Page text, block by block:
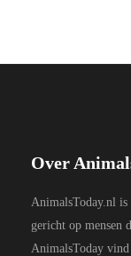
Over
AnimalsToday.nl
gericht op mensen
AnimalsToday